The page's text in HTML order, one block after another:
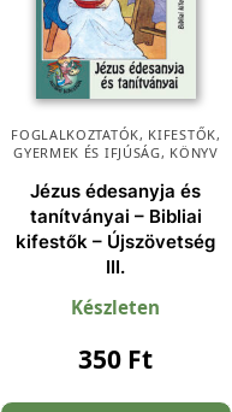
FOGLALKOZTATÓK, KIFESTŐK,
GYERMEK ÉS IFJÚSÁG, KÖNYV
Jézus édesanyja és
tanítványai – Bibliai
kifestők – Újszövetség
III.
Készleten
350 Ft